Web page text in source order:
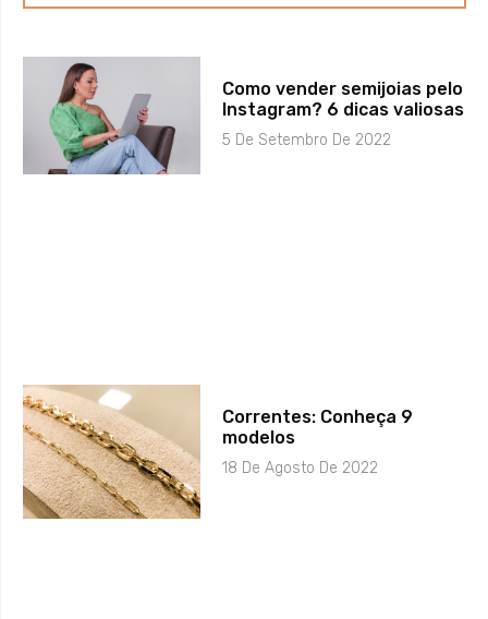
Como vender semijoias pelo
Instagram? 6 dicas valiosas
5 De Setembro De 2022
Correntes: Conheça 9
modelos
18 De Agosto De 2022